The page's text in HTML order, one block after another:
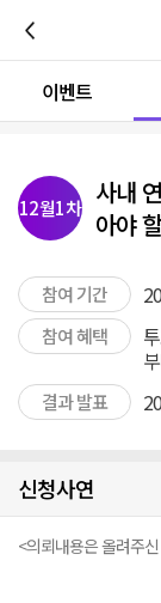
이벤트
12월1차
사내
아야
참여 기간
참여 혜택
결과 발표
신청사연
<의뢰내용은 올려주